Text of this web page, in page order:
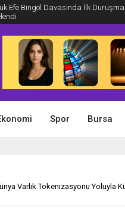
Efe Bingöl Davasında İlk
Spor Bursa
Varlık Tokenizasyonu Yoluyla